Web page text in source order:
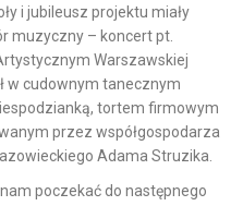
i jubileusz projektu miały
muzyczny – koncert pt.
Warszawskiej
w cudownym tanecznym
tortem firmowym
przez współgospodarza
Adama Struzika.
poczekać do następnego